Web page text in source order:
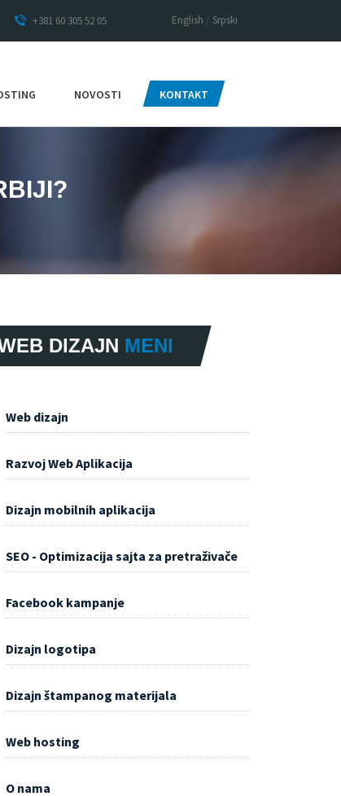
+381 60 305 52 05 English / Srpski
NOVOSTI KONTAKT
DIZAJN MENI
Web dizajn
Razvoj Web Aplikacija
Dizajn mobilnih aplikacija
SEO - Optimizacija sajta za pretraživače
Facebook kampanje
Dizajn logotipa
Dizajn štampanog materijala
Web hosting
O nama